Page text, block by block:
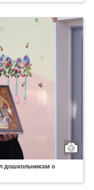
дошкольникам о